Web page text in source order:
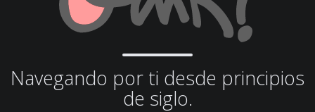
Navegando por ti desde principios
de siglo.